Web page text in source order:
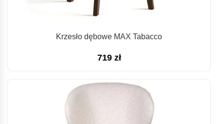
Krzesło dębowe MAX Tabacco
719 zł